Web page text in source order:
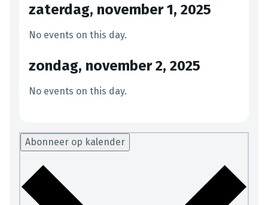
zaterdag, november 1, 2025
No events on this day.
zondag, november 2, 2025
No events on this day.
Abonneer op kalender